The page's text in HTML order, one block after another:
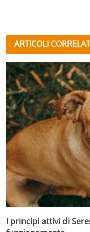
ARTICOLI
I principi attivi di